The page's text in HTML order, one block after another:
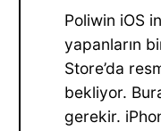
Poliwin iOS
yapanların
Store’da
bekliyor.
gerekir.